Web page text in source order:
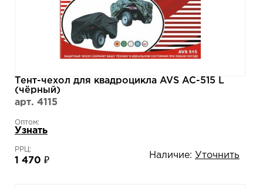
Тент-чехол для квадроцикла AVS AC-515 L
(чёрный)
арт. 4115
Оптом:
Узнать
РРЦ:
1 470 ₽
Наличие: Уточнить